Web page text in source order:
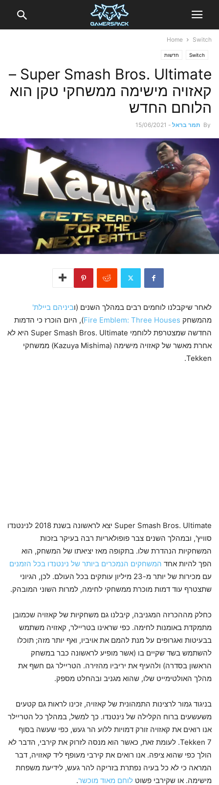
Home Switch
Switch חדשות
Super Smash Bros. Ultimate –
קאזויה מישימה ממשחקי טקן הוא
הלוחם החדש
By תמר בראל -
15/06/2021
לאחר שיקבלנו לוחמים רבים במהלך השנים (וביניהם ביילת'
מהמשחק Fire Emblem: Three Houses), היום הוכרז כי הדמות
החדשה שמצטרפת ללוחמי Super Smash Bros. Ultimate היא לא
אחרת מאשר של קאזויה מישימה (Kazuya Mishima) ממשחקי
Tekken.
Super Smash Bros. Ultimate יצא לראשונה בשנת 2018 לנינטנדו
סוויץ', ובמהלך השנים צבר פופולאריות רבה בעיקר בזכות
המשחקיות הנהדרת שלו. בתקופה מאז יציאתו של המשחק, הוא
הפך להיות אחד המשחקים הנמכרים ביותר של נינטנדו בכל הזמנים
עם מכירות של יותר מ-23 מיליון עותקים בכל העולם. לכן, הגיוני
שתצטרף עוד דמות מוכרת ממשחקי לחימה, למרות השוני המובהק.
כחלק מההכרזה המגניבה, קיבלנו גם משחקיות של קאזויה שכמובן
מתמקדת באומנות לחימה. כפי שראינו בטריילר, קאזויה משתמש
בבעיטות ואגרופים על מנת להמם את אויביו, ואף יותר מזה; תוכלו
להשתמש בשד שקיים בו (אשר מופיע לראשונה כבר במשחק
הראשון בסדרה) ולהעיף את יריביו מהזירה. הטריילר גם חשף את
מהלך האולטימייט שלו, שהוא מגניב ובהחלט מספק.
בניגוד גמור לרצינות התמהונית של קאזויה, זכינו לראות גם קטעים
משעשעים ברוח הקלילה של נינטנדו. כך למשל, במהלך כל הטריילר
אנו רואים את קאזויה זורק דמויות ללוע הר געש, כפי שעשה בסוף
Tekken 7. לעומת זאת, כאשר הוא מנסה לזרוק את קירבי, הדבר לא
הולך כפי שהוא ציפה. אנו רואים את קירבי מעופף ליד קאזויה, דבר
המראה כי לא כל בעיה נפתרת בזריקה להר געש, לידיעת משפחת
מישימה. או שקירבי פשוט לוחם מאוד מוכשר.